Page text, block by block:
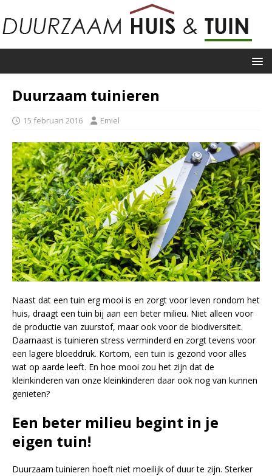
Duurzaam tuinieren
15 februari 2016 Emiel
Naast dat een tuin erg mooi is en zorgt voor leven rondom het
huis, draagt een tuin bij aan een beter milieu. Niet alleen voor
de productie van zuurstof, maar ook voor de biodiversiteit.
Daarnaast is tuinieren stress verminderd en zorgt tevens voor
een lagere bloeddruk. Kortom, een tuin is gezond voor alles
wat op aarde leeft. En hoe mooi zou het zijn dat de
kleinkinderen van onze kleinkinderen daar ook nog van kunnen
genieten?
Een beter milieu begint in je
eigen tuin!
Duurzaam tuinieren hoeft niet moeilijk of duur te zijn. Sterker